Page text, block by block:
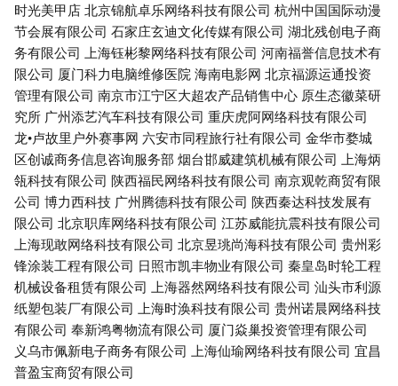
时光美甲店北京锦航卓乐网络科技有限公司 杭州中国国际动漫
节会展有限公司 石家庄玄迪文化传媒有限公司 湖北残创电子商
务有限公司 上海钰彬黎网络科技有限公司 河南福誉信息技术有
限公司 厦门科力电脑维修医院 海南电影网 北京福源运通投资
管理有限公司 南京市江宁区大超农产品销售中心 原生态徽菜研
究所 广州添艺汽车科技有限公司 重庆虎阿网络科技有限公司
龙•卢故里户外赛事网 六安市同程旅行社有限公司 金华市婺城
区创诚商务信息咨询服务部 烟台邯威建筑机械有限公司 上海炳
瓴科技有限公司 陕西福民网络科技有限公司 南京观乾商贸有限
公司 博力西科技 广州腾德科技有限公司 陕西秦达科技发展有
限公司 北京职库网络科技有限公司 江苏威能抗震科技有限公司
上海现敢网络科技有限公司 北京昱珧尚海科技有限公司 贵州彩
锋涂装工程有限公司 日照市凯丰物业有限公司 秦皇岛时轮工程
机械设备租赁有限公司 上海器然网络科技有限公司 汕头市利源
纸塑包装厂有限公司 上海时涣科技有限公司 贵州诺晨网络科技
有限公司 奉新鸿粤物流有限公司 厦门焱巢投资管理有限公司
义乌市佩新电子商务有限公司 上海仙瑜网络科技有限公司 宜昌
普盈宝商贸有限公司